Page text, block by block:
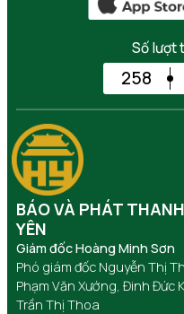
Số lượt
258
BÁO VÀ PHÁT
YÊN
Giám đốc Hoàng Minh Sơn
Phó giám đốc Nguyễn Thị
Phạm Văn Xướng, Đinh Đức
Trần Thị Thoa